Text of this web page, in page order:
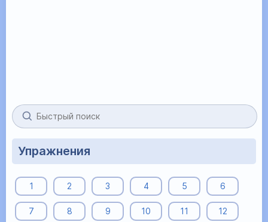
Упражнения
1 2 3 4 5 6
7 8 9 10 11 12